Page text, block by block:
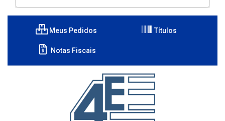
Meus Pedidos Títulos
Notas Fiscais